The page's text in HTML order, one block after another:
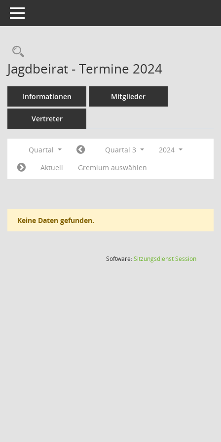
Toggle navigation
Rechercheauswahl
Jagdbeirat - Termine 2024
Informationen Mitglieder
Vertreter
Quartal Quartal 3
2024
Aktuell
Gremium auswählen
Keine Daten gefunden.
Software:SitzungsdienstSession(Wird in